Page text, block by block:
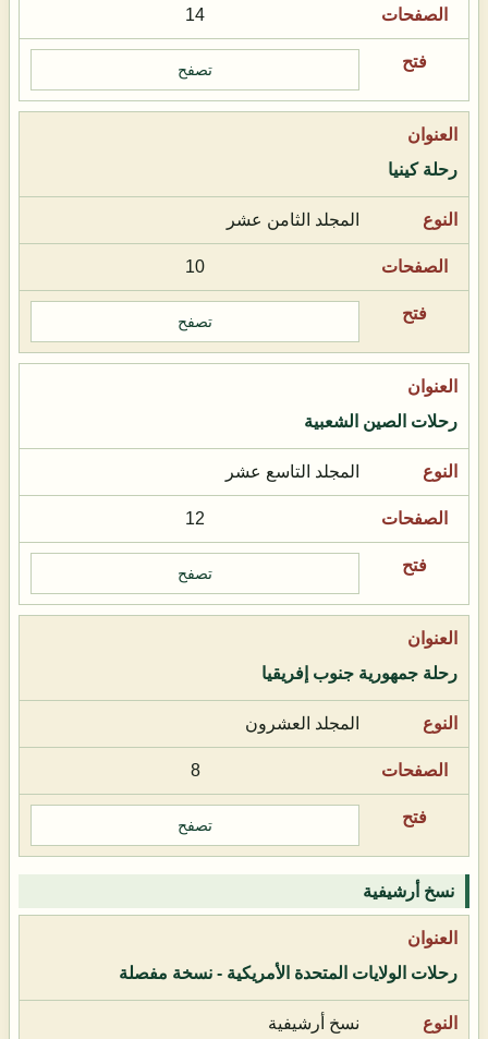
14
تصفح
رحلة كينيا
المجلد الثامن عشر
10
تصفح
رحلات الصين الشعبية
المجلد التاسع عشر
12
تصفح
رحلة جمهورية جنوب إفريقيا
المجلد العشرون
8
تصفح
نسخ أرشيفية
رحلات الولايات المتحدة الأمريكية - نسخة مفصلة
نسخ أرشيفية